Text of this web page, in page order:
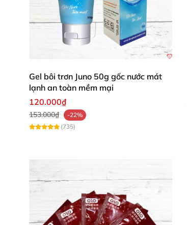
Gel bôi trơn Juno 50g gốc nước mát
lạnh an toàn mềm mại
120.000₫
153.000₫
-22%
(735)